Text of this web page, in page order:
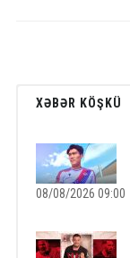
XƏBƏR KÖŞKÜ
08/08/2026 09:00